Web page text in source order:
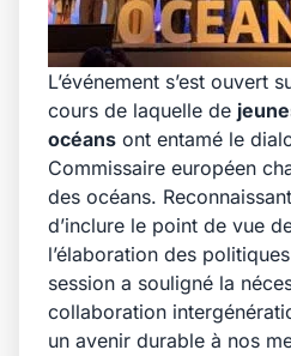
L’événement s’est ouvert
cours de laquelle de
océans ont entamé le
Commissaire européen
des océans.
d’inclure le point de vue
l’élaboration des
session a souligné la
collaboration
un avenir durable à nos